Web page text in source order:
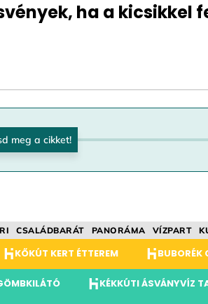
ha a kicsikkel
CSALÁDBARÁT PANORÁMA VÍZPART
KŐKÚT KERT ÉTTEREM BUBORÉK
KÉKKÚTI ÁSVÁNYVÍZ